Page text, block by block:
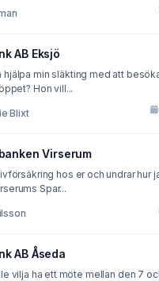
AB Eksjö
hjälpa min släkting med att
Hon vill...
Blixt
Virserum
hos er och undrar hur
Spar...
AB Åseda